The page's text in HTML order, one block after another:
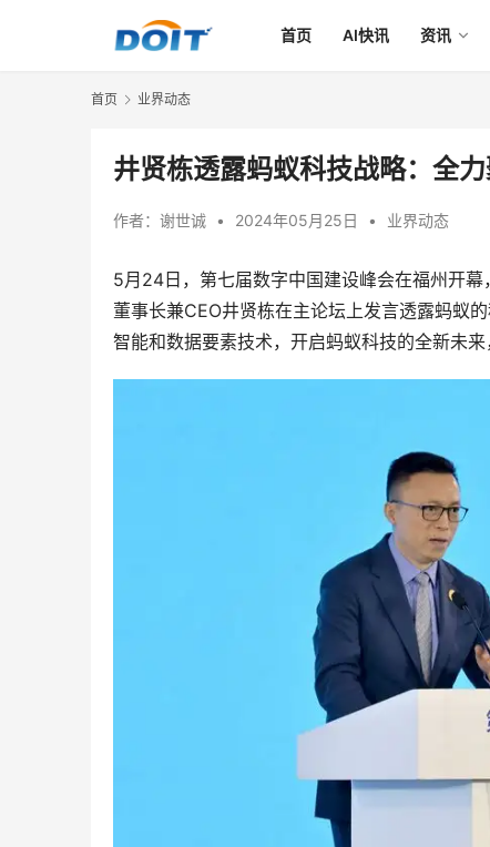
首页 AI快讯 资讯
首页 业界动态
井贤栋透露蚂蚁科技战略：全
作者： 谢世诚 • 2024年05月25日 • 业界动态
5月24日，第七届数字中国建设峰会在福州开
董事长兼CEO井贤栋在主论坛上发言透露蚂蚁
智能和数据要素技术，开启蚂蚁科技的全新未来